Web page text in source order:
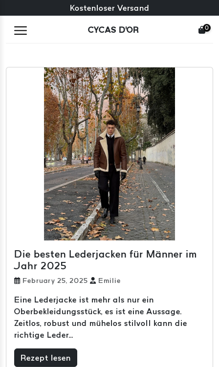
Kostenloser Umtausch + kostenlose Rücksendungen
Kostenloser Versand
CYCAS D'OR 0
Die besten Lederjacken für Männer im
Jahr 2025
February 25, 2025 Emilie
Eine Lederjacke ist mehr als nur ein
Oberbekleidungsstück, es ist eine Aussage.
Zeitlos, robust und mühelos stilvoll kann die
richtige Leder...
Rezept lesen